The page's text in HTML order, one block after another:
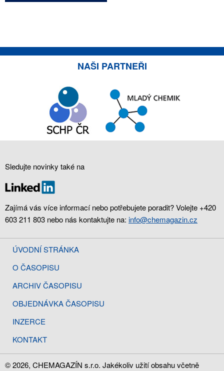
NAŠI PARTNEŘI
Sledujte novinky také na
Zajímá vás více informací nebo potřebujete poradit? Volejte +420
603 211 803 nebo nás kontaktujte na: info@chemagazin.cz
ÚVODNÍ STRÁNKA
O ČASOPISU
ARCHIV ČASOPISU
OBJEDNÁVKA ČASOPISU
INZERCE
KONTAKT
© 2026, CHEMAGAZÍN s.r.o. Jakékoliv užití obsahu včetně